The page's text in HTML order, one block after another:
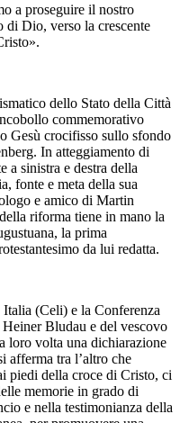
a proseguire il nostro
Dio, verso la crescente
dello Stato della Città
commemorativo
Gesù crocifisso sullo sfondo
In atteggiamento di
a sinistra e destra della
fonte e meta della sua
e amico di Martin
riforma tiene in mano la
la prima
da lui redatta.
(Celi) e la Conferenza
Bludau e del vescovo
loro volta una dichiarazione
afferma tra l’altro che
piedi della croce di Cristo, ci
memorie in grado di
e nella testimonianza della